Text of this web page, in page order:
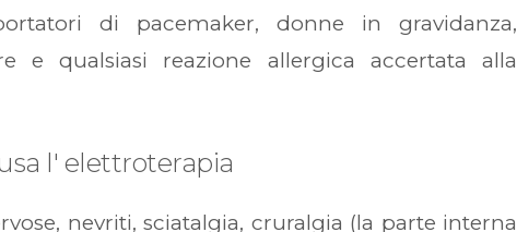
di pacemaker, donne in gravidanza,
e qualsiasi reazione allergica accertata alla
l' elettroterapia
nevriti, sciatalgia, cruralgia (la parte interna